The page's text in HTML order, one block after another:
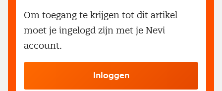
Om toegang te krijgen tot dit artikel
moet je ingelogd zijn met je Nevi
account.
Inloggen